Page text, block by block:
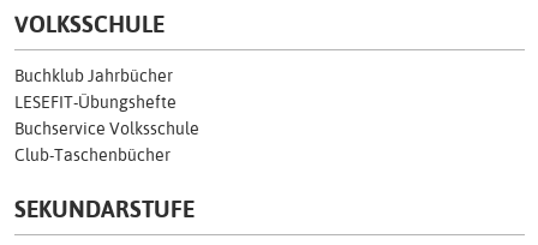
VOLKSSCHULE
Buchklub Jahrbücher
LESEFIT-Übungshefte
Buchservice Volksschule
Club-Taschenbücher
SEKUNDARSTUFE